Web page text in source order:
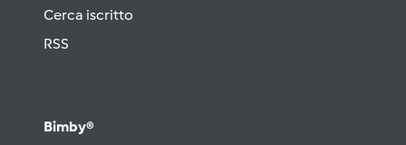
Cerca iscritto
RSS
Bimby®